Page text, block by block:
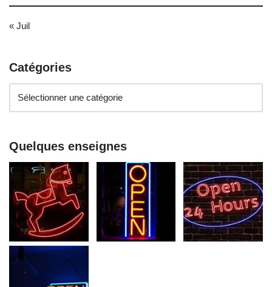
« Juil
Catégories
Quelques enseignes